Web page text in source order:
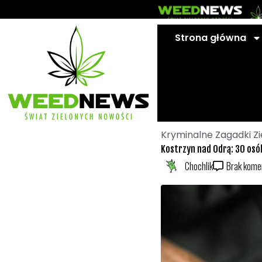
do
Strona główna
Kryminalne Zagadki
Kostrzyn nad Odrą: 30
Chochlik Brak